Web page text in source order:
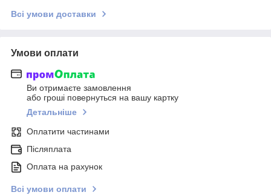
Всі умови доставки
Умови оплати
Ви отримаєте замовлення
або гроші повернуться на вашу картку
Детальніше
Оплатити частинами
Післяплата
Оплата на рахунок
Всі умови оплати